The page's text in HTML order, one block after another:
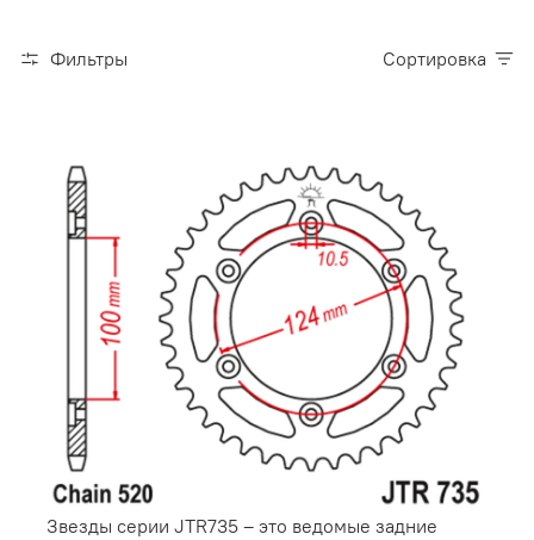
Фильтры Сортировка
Звезды серии JTR735 – это ведомые задние